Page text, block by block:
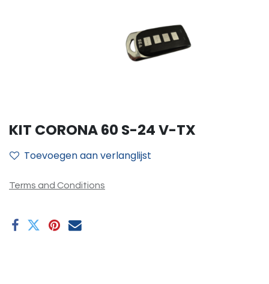
KIT CORONA 60 S-24 V-TX
Toevoegen aan verlanglijst
Terms and Conditions